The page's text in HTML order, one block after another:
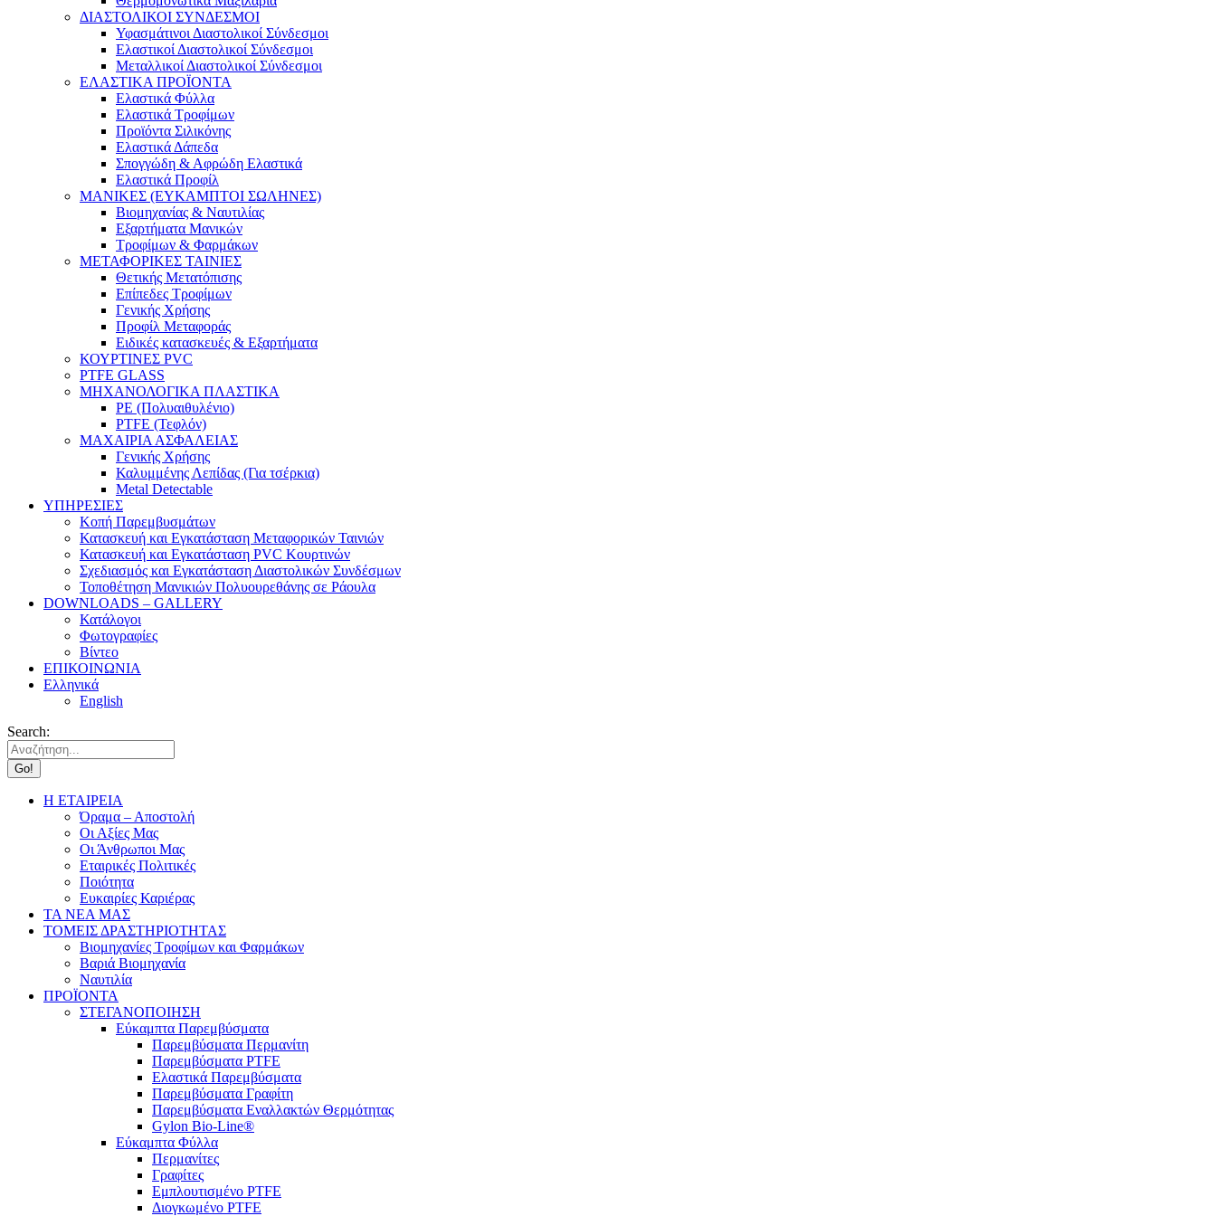
ΔΙΑΣΤΟΛΙΚΟΙ ΣΥΝΔΕΣΜΟΙ
Υφασμάτινοι Διαστολικοί Σύνδεσμοι
Ελαστικοί Διαστολικοί Σύνδεσμοι
Μεταλλικοί Διαστολικοί Σύνδεσμοι
ΕΛΑΣΤΙΚΑ ΠΡΟΪΟΝΤΑ
Ελαστικά Φύλλα
Ελαστικά Τροφίμων
Προϊόντα Σιλικόνης
Ελαστικά Δάπεδα
Σπογγώδη & Αφρώδη Ελαστικά
Ελαστικά Προφίλ
ΜΑΝΙΚΕΣ (ΕΥΚΑΜΠΤΟΙ ΣΩΛΗΝΕΣ)
Βιομηχανίας & Ναυτιλίας
Εξαρτήματα Μανικών
Τροφίμων & Φαρμάκων
ΜΕΤΑΦΟΡΙΚΕΣ ΤΑΙΝΙΕΣ
Θετικής Μετατόπισης
Επίπεδες Τροφίμων
Γενικής Χρήσης
Προφίλ Μεταφοράς
Ειδικές κατασκευές & Εξαρτήματα
ΚΟΥΡΤΙΝΕΣ PVC
PTFE GLASS
ΜΗΧΑΝΟΛΟΓΙΚΑ ΠΛΑΣΤΙΚΑ
PE (Πολυαιθυλένιο)
PTFE (Τεφλόν)
ΜΑΧΑΙΡΙΑ ΑΣΦΑΛΕΙΑΣ
Γενικής Χρήσης
Καλυμμένης Λεπίδας (Για τσέρκια)
Metal Detectable
ΥΠΗΡΕΣΙΕΣ
Κοπή Παρεμβυσμάτων
Κατασκευή και Εγκατάσταση Μεταφορικών Ταινιών
Κατασκευή και Εγκατάσταση PVC Κουρτινών
Σχεδιασμός και Εγκατάσταση Διαστολικών Συνδέσμων
Τοποθέτηση Μανικιών Πολυουρεθάνης σε Ράουλα
DOWNLOADS – GALLERY
Κατάλογοι
Φωτογραφίες
Βίντεο
ΕΠΙΚΟΙΝΩΝΙΑ
Ελληνικά
English
Search:
Η ΕΤΑΙΡΕΙΑ
Όραμα – Αποστολή
Οι Αξίες Μας
Οι Άνθρωποι Μας
Εταιρικές Πολιτικές
Ποιότητα
Ευκαιρίες Καριέρας
ΤΑ ΝΕΑ ΜΑΣ
ΤΟΜΕΙΣ ΔΡΑΣΤΗΡΙΟΤΗΤΑΣ
Βιομηχανίες Τροφίμων και Φαρμάκων
Βαριά Βιομηχανία
Ναυτιλία
ΠΡΟΪΟΝΤΑ
ΣΤΕΓΑΝΟΠΟΙΗΣΗ
Εύκαμπτα Παρεμβύσματα
Παρεμβύσματα Περμανίτη
Παρεμβύσματα PTFE
Ελαστικά Παρεμβύσματα
Παρεμβύσματα Γραφίτη
Παρεμβύσματα Εναλλακτών Θερμότητας
Gylon Bio-Line®
Εύκαμπτα Φύλλα
Περμανίτες
Γραφίτες
Εμπλουτισμένο PTFE
Διογκωμένο PTFE